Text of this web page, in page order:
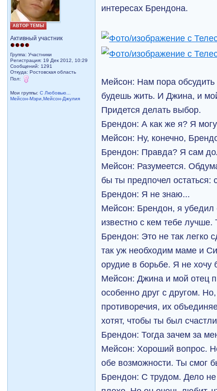
АВТОР ТЕМЫ
Активный участник
Группа: Участники
Регистрация: 19 Дек 2012, 10:29
Сообщений: 1291
Откуда: Ростовская область
Пол:
Мои группы:С Любовью...
Мейсон-Мэри,Мейсон-Джулия
интересах Брендона.
Мейсон: Нам пора обсудить
будешь жить. И Джина, и
Придется делать выбор.
Брендон: А как же я? Я
Мейсон: Ну, конечно,
Брендон: Правда? Я сам
Мейсон: Разумеется.
бы ты предпочел
Брендон: Я не знаю...
Мейсон: Брендон, я убедил
известно с кем тебе лучше.
Брендон: Это не так легко
так уж необходим маме и
орудие в борьбе. Я не
Мейсон: Джина и мой отец
особенно друг с другом.
противоречия, их
хотят, чтобы ты был
Брендон: Тогда зачем за
Мейсон: Хороший вопрос.
обе возможности. Ты смог
Брендон: С трудом. Дело не